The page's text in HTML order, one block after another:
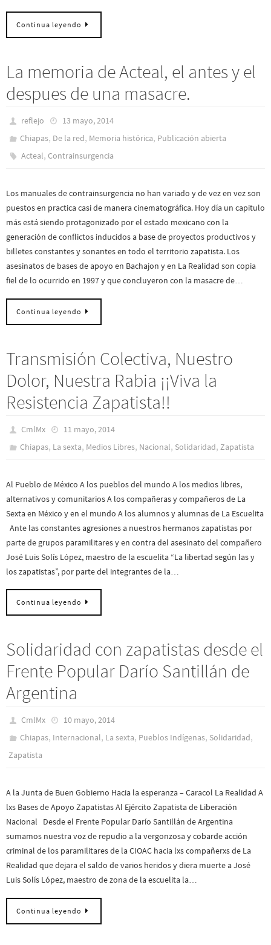
Continua leyendo
La memoria de Acteal, el antes y el
despues de una masacre.
reflejo
13 mayo, 2014
Chiapas, De la red, Memoria histórica, Publicación abierta
Acteal,Contrainsurgencia
Los manuales de contrainsurgencia no han variado y de vez en vez son
puestos en practica casi de manera cinematográfica. Hoy día un capitulo
más está siendo protagonizado por el estado mexicano con la
generación de conflictos inducidos a base de proyectos productivos y
billetes constantes y sonantes en todo el territorio zapatista. Los
asesinatos de bases de apoyo en Bachajon y en La Realidad son copia
fiel de lo ocurrido en 1997 y que concluyeron con la masacre de…
Continua leyendo
Transmisión Colectiva, Nuestro
Dolor, Nuestra Rabia ¡¡Viva la
Resistencia Zapatista!!
CmlMx
11 mayo, 2014
Chiapas, La sexta, Medios Libres, Nacional, Solidaridad, Zapatista
Al Pueblo de México A los pueblos del mundo A los medios libres,
alternativos y comunitarios A los compañeras y compañeros de La
Sexta en México y en el mundo A los alumnos y alumnas de La Escuelita
Ante las constantes agresiones a nuestros hermanos zapatistas por
parte de grupos paramilitares y en contra del asesinato del compañero
José Luis Solís López, maestro de la escuelita “La libertad según las y
los zapatistas”, por parte del integrantes de la…
Continua leyendo
Solidaridad con zapatistas desde el
Frente Popular Darío Santillán de
Argentina
CmlMx
10 mayo, 2014
Chiapas, Internacional, La sexta, Pueblos Indí­genas, Solidaridad,
Zapatista
A la Junta de Buen Gobierno Hacia la esperanza – Caracol La Realidad A
lxs Bases de Apoyo Zapatistas Al Ejército Zapatista de Liberación
Nacional Desde el Frente Popular Darío Santillán de Argentina
sumamos nuestra voz de repudio a la vergonzosa y cobarde acción
criminal de los paramilitares de la CIOAC hacia lxs compañerxs de La
Realidad que dejara el saldo de varios heridos y diera muerte a José
Luis Solís López, maestro de zona de la escuelita la…
Continua leyendo